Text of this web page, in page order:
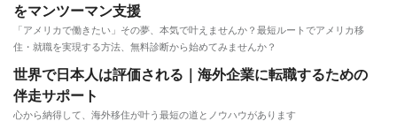
をマンツーマン支援
「アメリカで働きたい」その夢、本気で叶えませんか？最短ルートでアメリカ移
住・就職を実現する方法、無料診断から始めてみませんか？
世界で日本人は評価される｜海外企業に転職するための
伴走サポート
心から納得して、海外移住が叶う最短の道とノウハウがあります